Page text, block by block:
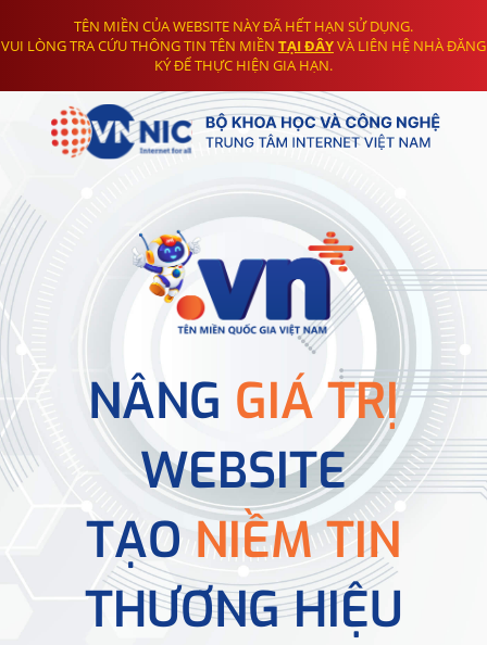
TÊN MIỀN CỦA WEBSITE NÀY ĐÃ HẾT HẠN SỬ DỤNG.
VUI LÒNG TRA CỨU THÔNG TIN TÊN MIỀN TẠI ĐÂYVÀ LIÊN HỆ NHÀ ĐĂNG
KÝ ĐỂ THỰC HIỆN GIA HẠN.
NÂNG GIÁ TRỊ
WEBSITE
TẠONIỀM TIN
THƯƠNG HIỆU